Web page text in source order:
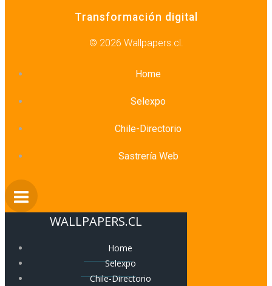
Transformación digital
© 2026 Wallpapers.cl.
Home
Selexpo
Chile-Directorio
Sastrería Web
WALLPAPERS.CL
Home
Selexpo
Chile-Directorio